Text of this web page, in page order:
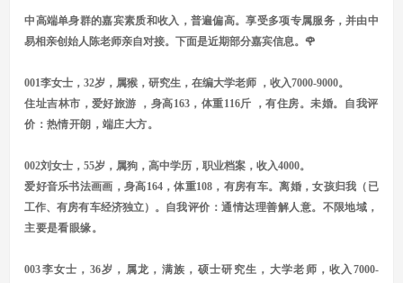
中高端单身群的嘉宾素质和收入，普遍偏高。享受多项专属服务，并由中
易相亲创始人陈老师亲自对接。下面是近期部分嘉宾信息。🌹
001李女士，32岁，属猴，研究生，在编大学老师 ，收入7000-9000。
住址吉林市，爱好旅游 ，身高163，体重116斤 ，有住房。未婚。 自我评
价：热情开朗，端庄大方。
002刘女士，55岁，属狗，高中学历，职业档案，收入4000。
爱好音乐书法画画，身高164，体重108，有房有车。离婚，女孩归我（已
工作、有房有车经济独立）。 自我评价：通情达理善解人意。不限地域，
主要是看眼缘。
003李女士，36岁，属龙，满族，硕士研究生，大学老师，收入7000-